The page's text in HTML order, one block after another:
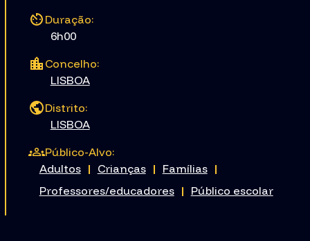
Duração:
6h00
Concelho:
LISBOA
Distrito:
LISBOA
Público-Alvo:
Adultos | Crianças | Famílias |
Professores/educadores | Público escolar